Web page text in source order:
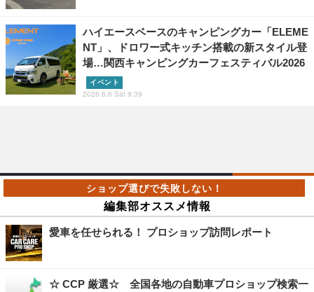
ハイエースベースのキャンピングカー「ELEME
NT」、ドロワー式キッチン搭載の新スタイル登
場…関西キャンピングカーフェスティバル2026
イベント
2026.6.6 Sat 9:39
編集部オススメ情報
愛車を任せられる！ プロショップ訪問レポート
☆ CCP 厳選☆ 全国各地の自動車プロショップ検索一